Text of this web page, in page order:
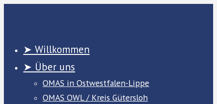
➤ Willkommen
➤ Über uns
OMAS in Ostwestfalen-Lippe
OMAS OWL / Kreis Gütersloh